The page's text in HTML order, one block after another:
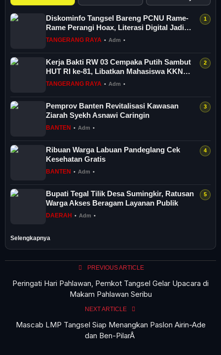
Diskominfo Tangsel Bareng PCNU Rame-
Rame Perangi Hoax, Literasi Digital Jadi
And...
TANGERANG RAYA • Adm •
Kerja Bakti RW 03 Cempaka Putih Sambut
HUT RI ke-81, Libatkan Mahasiswa KKN
UMJ
TANGERANG RAYA • Adm •
Pemprov Banten Revitalisasi Kawasan
Ziarah Syekh Asnawi Caringin
BANTEN • Adm •
Ribuan Warga Labuan Pandeglang Cek
Kesehatan Gratis
BANTEN • Adm •
Bupati Tegal Tilik Desa Sumingkir, Ratusan
Warga Akses Beragam Layanan Publik
DAERAH • Adm •
Selengkapnya
PREVIOUS ARTICLE
Peringati Hari Pahlawan, Pemkot Tangsel Gelar Upacara di
Makam Pahlawan Seribu
NEXT ARTICLE
Mascab LMP Tangsel Siap Menangkan Paslon Airin-Ade
dan Ben-PilarÂ